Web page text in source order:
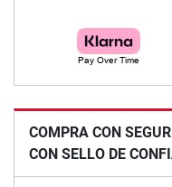
COMPRA CON
CON SELLO DE